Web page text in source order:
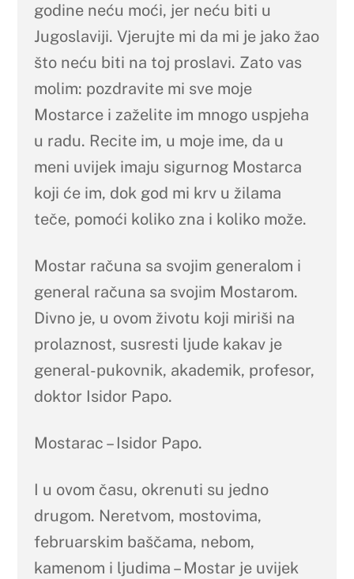
godine neću moći, jer neću biti u
Jugoslaviji. Vjerujte mi da mi je jako žao
što neću biti na toj proslavi. Zato vas
molim: pozdravite mi sve moje
Mostarce i zaželite im mnogo uspjeha
u radu. Recite im, u moje ime, da u
meni uvijek imaju sigurnog Mostarca
koji će im, dok god mi krv u žilama
teče, pomoći koliko zna i koliko može.
Mostar računa sa svojim generalom i
general računa sa svojim Mostarom.
Divno je, u ovom životu koji miriši na
prolaznost, susresti ljude kakav je
general-pukovnik, akademik, profesor,
doktor Isidor Papo.
Mostarac – Isidor Papo.
I u ovom času, okrenuti su jedno
drugom. Neretvom, mostovima,
februarskim baščama, nebom,
kamenom i ljudima – Mostar je uvijek